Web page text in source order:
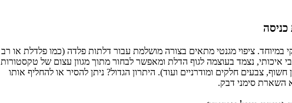
במיוחד. ציפוי מגנטי מתאים בצורה מושלמת עבור דלתות פלדה (כמו פלדלת או רב
איכותי, נצמד בעוצמה לגוף הדלת ומאפשר לבחור מתוך מגוון עצום של טקסטורות
חשוף, צבעים חלקים ומודרניים ועוד). היתרון הגדול? ניתן להסיר או להחליף אותו
השארת סימני דבק.